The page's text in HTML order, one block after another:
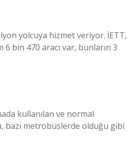
yolcuya hizmet veriyor. İETT,
bin 470 aracı var, bunların 3
kullanılan ve normal
metrobüslerde olduğu gibi